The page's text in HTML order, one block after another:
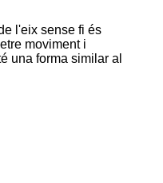
l'eix sense fi és
moviment i
una forma similar al